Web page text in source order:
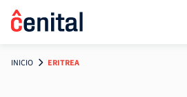
INICIO ERITREA